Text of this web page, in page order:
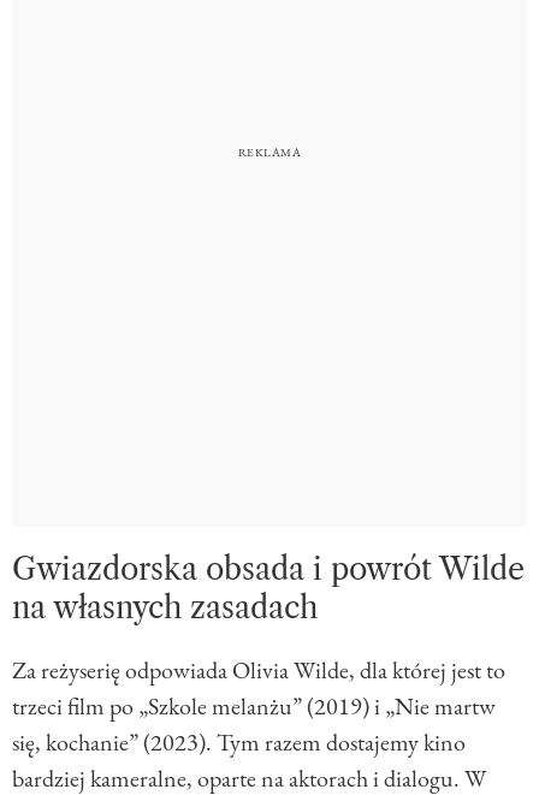
Gwiazdorska obsada i powrót Wilde
na własnych zasadach
Za reżyserię odpowiada Olivia Wilde, dla której jest to
trzeci film po „Szkole melanżu” (2019) i „Nie martw
się, kochanie” (2023). Tym razem dostajemy kino
bardziej kameralne, oparte na aktorach i dialogu. W